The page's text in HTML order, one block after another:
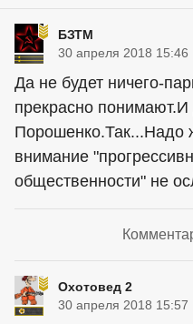
БЗТМ
30 апреля 2018 15:46
Да не будет ничего-
прекрасно
Порошенко.Так...Надо
внимание
общественности" не
Охотовед 2
30 апреля 2018 15:57